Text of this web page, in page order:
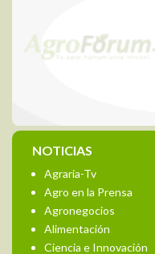
NOTICIAS
Agraria-Tv
Agro en la Prensa
Agronegocios
Alimentación
Ciencia e Innovación